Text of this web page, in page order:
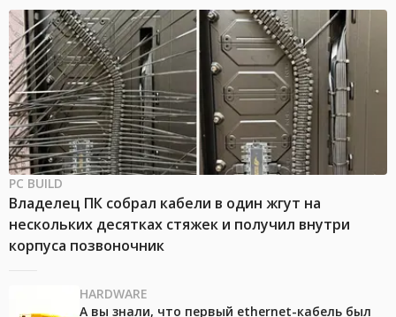
PC BUILD
Владелец ПК собрал кабели в один жгут на
нескольких десятках стяжек и получил внутри
корпуса позвоночник
HARDWARE
А вы знали, что первый ethernet-кабель был